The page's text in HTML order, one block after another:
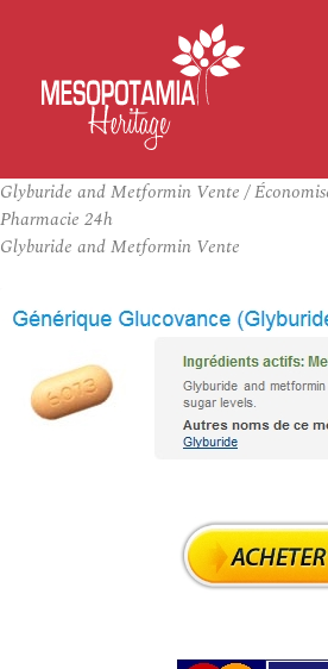
Glyburide and Metformin Vente /
Pharmacie 24h
Glyburide and Metformin Vente